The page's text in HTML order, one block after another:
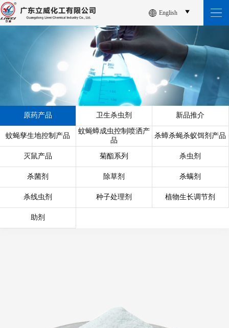
English
原药产品 卫生杀虫剂 新品推介
蚊蝇孳生地控制产品
蚊蝇蟑成虫控制喷洒产
品
杀蟑杀蝇杀蚁饵剂产品
灭鼠产品 菊酯系列 杀虫剂
杀菌剂 除草剂 杀螨剂
杀线虫剂 种子处理剂 植物生长调节剂
助剂